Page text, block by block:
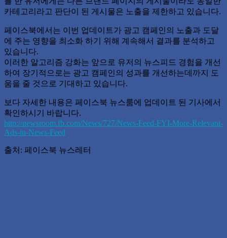
카테고리라고 판단이 된 게시물은 노출을 제한하고 있습니다.
페이스북에서는 이번 업데이트가 광고 캠페인의 노출과 도달
에 주는 영향을 최소화 하기 위해 계속해서 결과를 분석하고
있습니다.
이러한 알고리즘 강화는 앞으로 유저의 뉴스피드 경험을 개선
하여 장기적으로는 광고 캠페인의 성과를 개선하는데까지 도
움을 줄 것으로 기대하고 있습니다.
보다 자세한 내용은 페이스북 뉴스룸에 업데이트 된 기사에서
확인하시기 바랍니다.
http://newsroom.fb.com/News/727/News-Feed-FYI-More-Relevant-
Ads-in-News-Feed
출처: 페이스북 뉴스레터